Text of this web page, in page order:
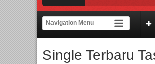
dan Universitas Agung Podomoro Jalin Kerja Sama
Single Terbaru